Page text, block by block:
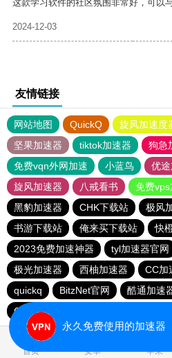
这款学习软件的社区氛围非常好，可以
2024-12-03
友情链接
网站地图 QuickQ 旋风加速度
坚果加速器
tiktok加速器
狗急
免费vqn外网加速
小蓝鸟 优
旋风加速器
八戒看书
免费vps
黑豹加速器
CHK下载站 极风
书游下载站
俺来买下载站
快
2023免费加速神器
tyl加速器官网
极光加速器
西柚加速器 CC加
quickq
BitzNet官网 酷通加速
CHK下载站
首页 安卓 苹果
永久免费使用的加速器